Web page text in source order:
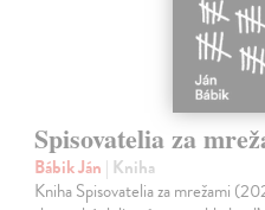
Spisovatelia za
Bábik Ján | Kniha
Kniha Spisovatelia za mrežami